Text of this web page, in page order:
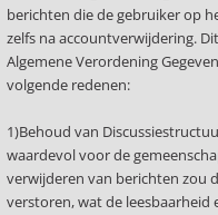
berichten die de gebruiker op
zelfs na accountverwijdering.
Algemene Verordening
volgende redenen:
1)Behoud van
waardevol voor de
verwijderen van berichten zou
verstoren, wat de